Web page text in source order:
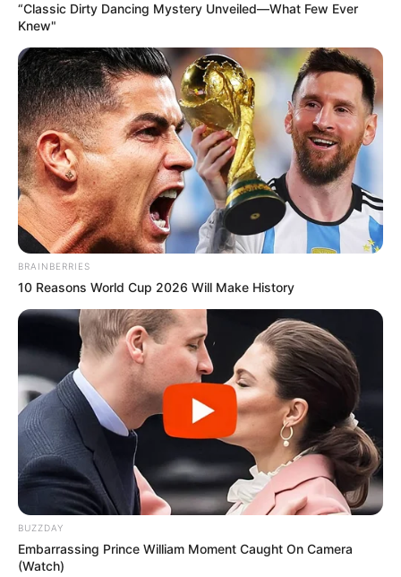
“Classic Dirty Dancing Mystery Unveiled—What Few Ever
Knew"
BRAINBERRIES
10 Reasons World Cup 2026 Will Make History
BUZZDAY
Embarrassing Prince William Moment Caught On Camera
(Watch)